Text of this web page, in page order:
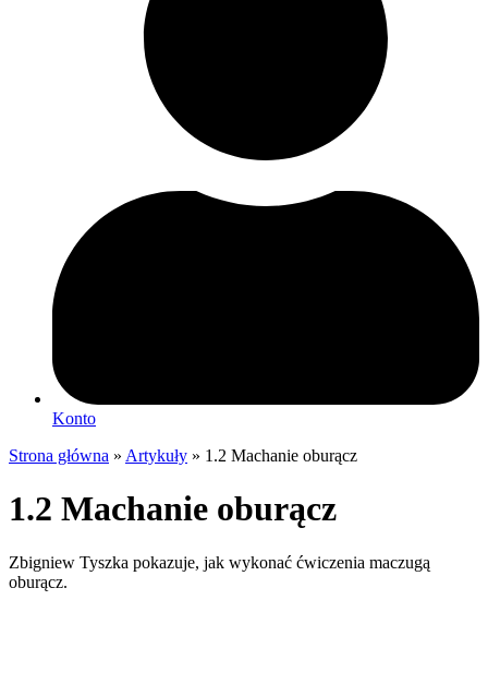
Konto
Strona główna » Artykuły » 1.2 Machanie oburącz
1.2 Machanie oburącz
Zbigniew Tyszka pokazuje, jak wykonać ćwiczenia maczugą
oburącz.